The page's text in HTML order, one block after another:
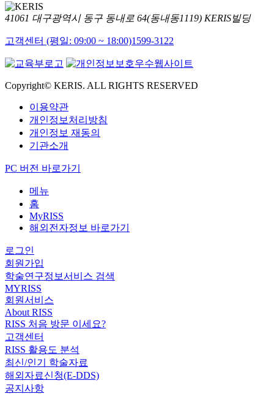
41061 대구광역시 동구 동내로 64(동내동1119) KERIS빌딩
고객센터 (평일: 09:00 ~ 18:00)1599-3122
Copyright© KERIS. ALL RIGHTS RESERVED
이용약관
개인정보처리방침
개인정보 재동의
기관소개
PC 버전 바로가기
메뉴
홈
MyRISS
해외전자정보 바로가기
로그인
회원가입
학술연구정보서비스 검색
MYRISS
회원서비스
About RISS
RISS 처음 방문 이세요?
고객센터
RISS 활용도 분석
최신/인기 학술자료
해외자료신청(E-DDS)
공지사항